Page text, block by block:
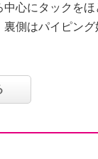
心にタックをほ
側はパイピング